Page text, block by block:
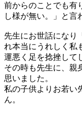
前からのことでも有
し様が無い。」と言
先生にお世話になり
れ本当にうれしく私
運悪く足を捻挫して
その時も先生に、親
思いました。
私の子供よりお若い
ん。